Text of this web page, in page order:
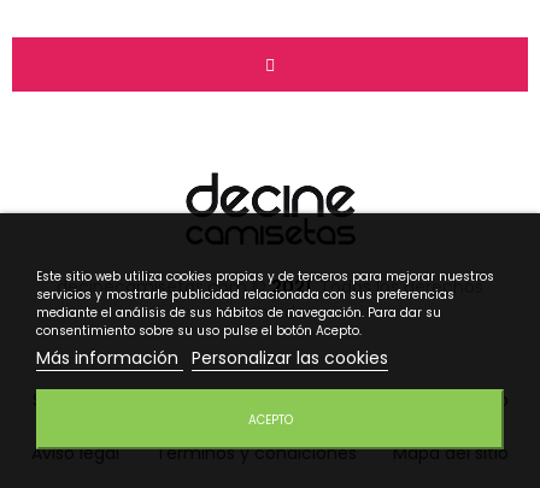
Este sitio web utiliza cookies propias y de terceros para mejorar nuestros
servicios y mostrarle publicidad relacionada con sus preferencias
mediante el análisis de sus hábitos de navegación. Para dar su
consentimiento sobre su uso pulse el botón Acepto.
Más información Personalizar las cookies
ACEPTO
decinecamisetas.com ©2021. Todos los derechos
reservados.
Aviso legal Términos y condiciones Mapa del sitio